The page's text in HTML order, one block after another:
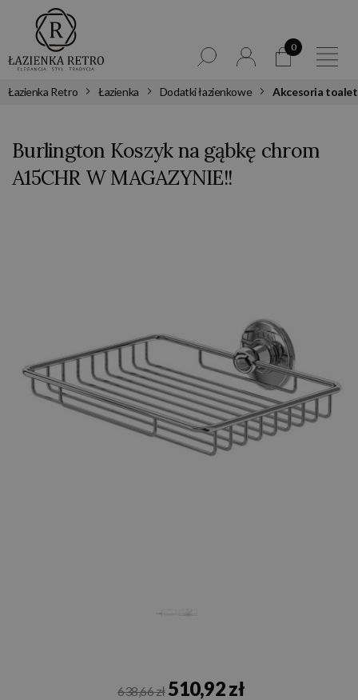
0
Łazienka Retro Łazienka Dodatki łazienkowe Akcesoria
Burlington Koszyk na gąbkę chrom
A15CHR W MAGAZYNIE!!
638,66 zł 510,92 zł